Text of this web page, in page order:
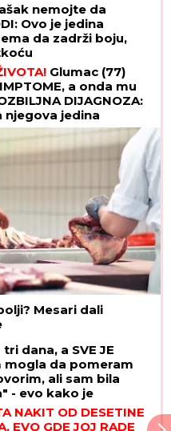
nemojte da
Ovo je jedina
da zadrži boju,
Glumac (77)
a onda mu
DIJAGNOZA:
njegova jedina
Mesari dali
dana, a SVE JE
mogla da pomeram
ali sam bila
- evo kako je
da je TERAPIJA NIJE
NAKIT OD DESETINE
EVO GDE JOJ RADE